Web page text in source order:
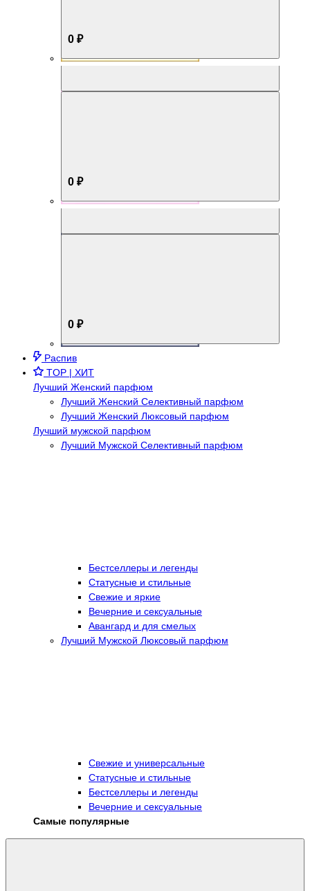
0 ₽
0 ₽
0 ₽
Распив
TOP | ХИТ
Лучший Женский парфюм
Лучший Женский Селективный парфюм
Лучший Женский Люксовый парфюм
Лучший мужской парфюм
Лучший Мужской Селективный парфюм
Бестселлеры и легенды
Статусные и стильные
Свежие и яркие
Вечерние и сексуальные
Авангард и для смелых
Лучший Мужской Люксовый парфюм
Свежие и универсальные
Статусные и стильные
Бестселлеры и легенды
Вечерние и сексуальные
Самые популярные